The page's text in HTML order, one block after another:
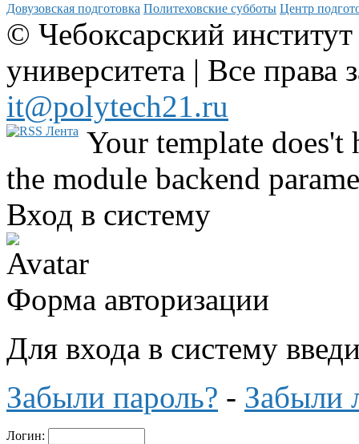
Довузовская подготовка Политеховские субботы Центр
© Чебоксарский
университета | Все
it@polytech21.ru
Your template
the module backend
Вход в систему
Форма авторизации
Для входа в систему
Забыли пароль? - Забыли
Логин: